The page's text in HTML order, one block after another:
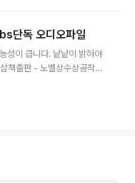
의 상자다. 이 변호사가 다
오 경찰청장의 국회 인사청
..
단독 오디오파일
성이 큽니다. 낱낱이 밝혀야
책출판 - 노벨상수상공작부
작일지 http://andocu.tisto
다'격분 http://andocu.tist